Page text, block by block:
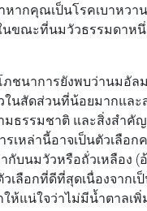
หากคุณเป็นโรคเบาหว
นขณะที่นมวัวธรรมดาห
าการยังพบว่านมอัลม
ในสัดส่วนที่น้อยมากแล
ธรรมชาติ และสิ่งสำคั
เหล่านี้อาจเป็นตัวเลือ
กับนมวัวหรือถั่วเหลือง (
เลือกที่ดีที่สุดเนื่องจากเ
แน่ใจว่าไม่มีน้ำตาลเพิ่